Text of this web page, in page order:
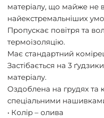
матеріалу, що майже не
найекстремальніших
Пропускає повітря та
термоізоляцію.
Має стандартний
Застібається на 3
матеріалу.
Оздоблена на грудях та
спеціальними
• Колір – олива